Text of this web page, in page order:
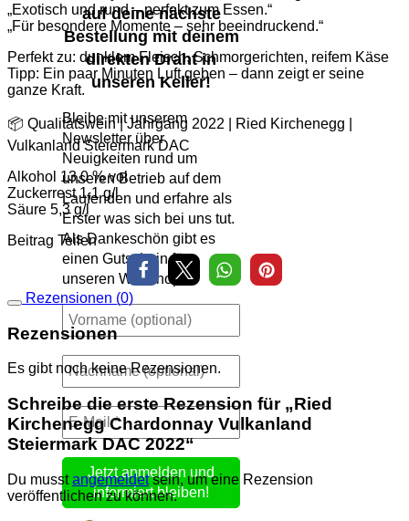
auf deine nächste
Bestellung mit deinem
direkten Draht in
unseren Keller!
Bleibe mit unserem
Newsletter über
Neuigkeiten rund um
unseren Betrieb auf dem
Laufenden und erfahre als
Erster was sich bei uns tut.
Als Dankeschön gibt es
einen Gutschein für
unseren Webshop.
„Exotisch und rund – perfekt zum Essen.“
„Für besondere Momente – sehr beeindruckend.“
Perfekt zu: dunklem Fleisch, Schmorgerichten, reifem Käse
Tipp: Ein paar Minuten Luft geben – dann zeigt er seine
ganze Kraft.
📦 Qualitätswein | Jahrgang 2022 | Ried Kirchenegg |
Vulkanland Steiermark DAC
Alkohol 13,0 % vol
Zuckerrest 1,1 g/l
Säure 5,3 g/l
Beitrag Teilen
Rezensionen (0)
Rezensionen
Es gibt noch keine Rezensionen.
Schreibe die erste Rezension für „Ried
Kirchenegg Chardonnay Vulkanland
Steiermark DAC 2022“
Du musstangemeldetsein, um eine Rezension
veröffentlichen zu können.